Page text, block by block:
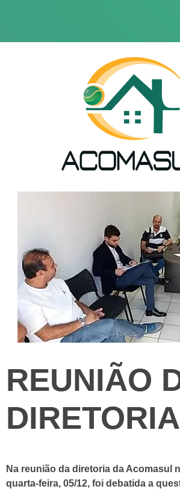
REUNIÃO
DIRETORIA
Na reunião da diretoria da Acomasul
quarta-feira, 05/12, foi debatida a